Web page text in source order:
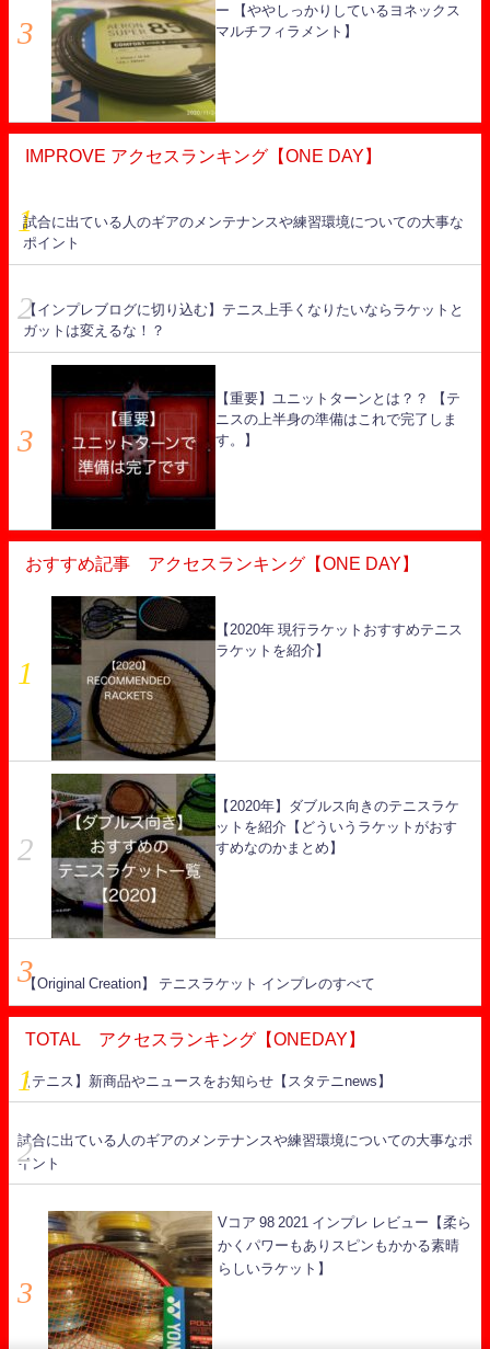
ー 【ややしっかりしているヨネックス
マルチフィラメント】
IMPROVE アクセスランキング【ONE DAY】
試合に出ている人のギアのメンテナンスや練習環境についての大事な
ポイント
【インプレブログに切り込む】テニス上手くなりたいならラケットと
ガットは変えるな！？
【重要】ユニットターンとは？？ 【テ
ニスの上半身の準備はこれで完了しま
す。】
おすすめ記事 アクセスランキング【ONE DAY】
【2020年 現行ラケットおすすめテニス
ラケットを紹介】
【2020年】ダブルス向きのテニスラケ
ットを紹介【どういうラケットがおす
すめなのかまとめ】
【Original Creation】 テニスラケット インプレのすべて
TOTAL アクセスランキング【ONEDAY】
【テニス】新商品やニュースをお知らせ【スタテニnews】
試合に出ている人のギアのメンテナンスや練習環境についての大事なポ
イント
Vコア 98 2021 インプレ レビュー【柔ら
かくパワーもありスピンもかかる素晴
らしいラケット】